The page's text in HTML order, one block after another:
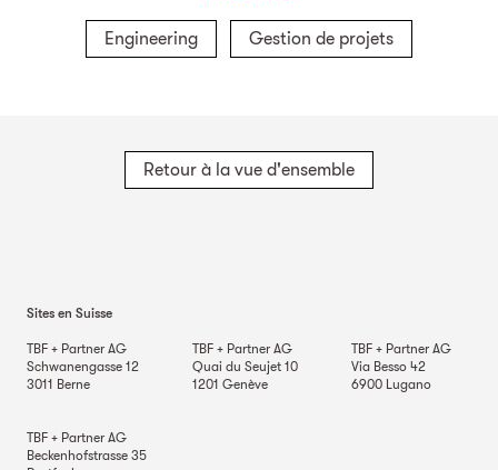
Engineering Gestion de projets
Retour à la vue d'ensemble
Sites en Suisse
TBF + Partner AG
Schwanengasse 12
3011 Berne
TBF + Partner AG
Quai du Seujet 10
1201 Genève
TBF + Partner AG
Via Besso 42
6900 Lugano
TBF + Partner AG
Beckenhofstrasse 35